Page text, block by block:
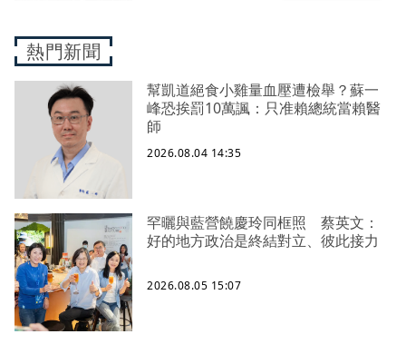
熱門新聞
幫凱道絕食小雞量血壓遭檢舉？蘇一
峰恐挨罰10萬諷：只准賴總統當賴醫
師
2026.08.04 14:35
罕曬與藍營饒慶玲同框照 蔡英文：
好的地方政治是終結對立、彼此接力
2026.08.05 15:07